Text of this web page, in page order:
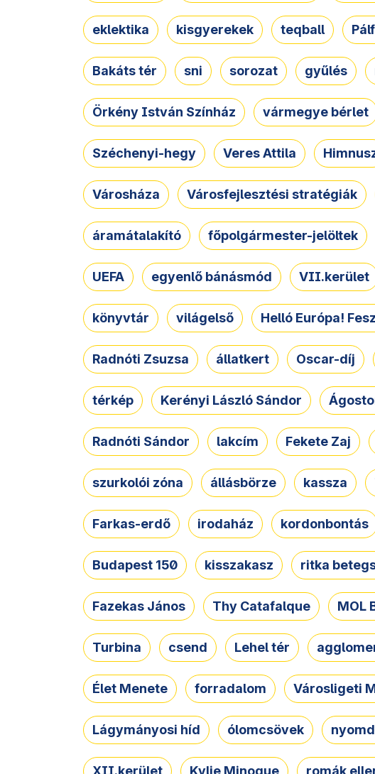
eklektika kisgyerekek teqball
Bakáts tér sni sorozat gyűlés
Örkény István Színház vármegye bérlet
Széchenyi-hegy Veres Attila
Városháza Városfejlesztési stratégiák
áramátalakító főpolgármester-jelöltek
UEFA egyenlő bánásmód VII.kerület
könyvtár világelső Helló Európa!
Radnóti Zsuzsa állatkert Oscar-díj
térkép Kerényi László Sándor
Radnóti Sándor lakcím Fekete Zaj
szurkolói zóna állásbörze kassza
Farkas-erdő irodaház kordonbontás
Budapest 150 kisszakasz ritka
Fazekas János Thy Catafalque MOL
Turbina csend Lehel tér
Élet Menete forradalom Városligeti
Lágymányosi híd ólomcsövek
XII.kerület Kylie Minogue romák